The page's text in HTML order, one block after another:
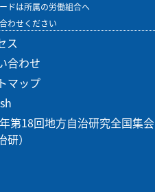
ドは所属の労働組合へ
わせください
ス
合わせ
マップ
第18回地方自治研究全国集会
研）